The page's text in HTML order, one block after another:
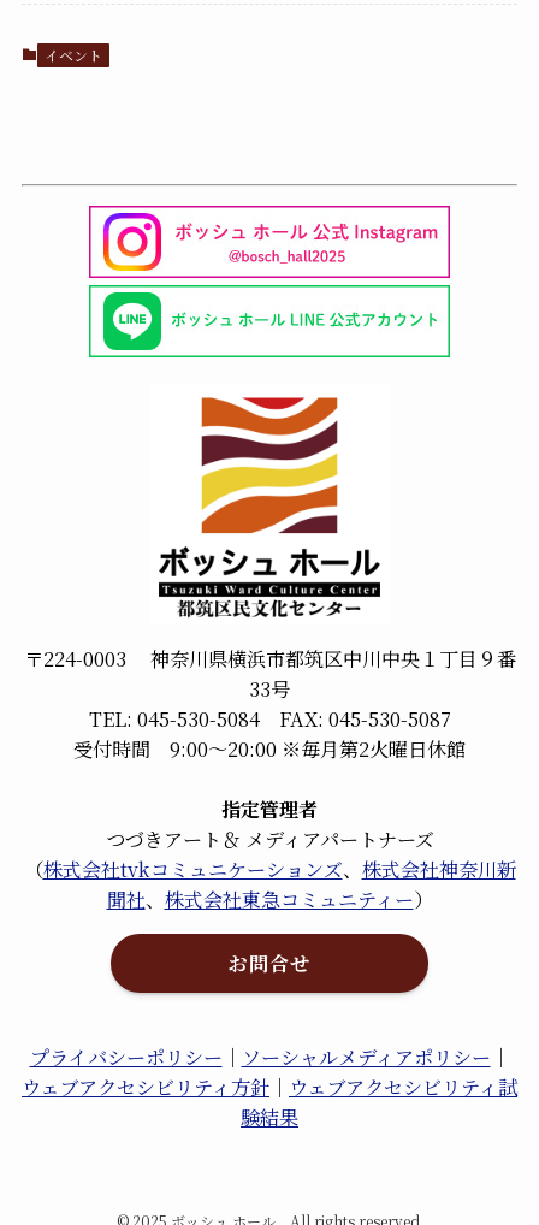
イベント
〒224-0003 神奈川県横浜市都筑区中川中央１丁目９番
33号
TEL: 045-530-5084 FAX: 045-530-5087
受付時間 9:00～20:00 ※毎月第2火曜日休館
指定管理者
つづきアート＆ メディアパートナーズ
（株式会社tvkコミュニケーションズ、 株式会社神奈川新
聞社、 株式会社東急コミュニティー）
お問合せ
プライバシーポリシー ｜ ソーシャルメディアポリシー ｜
ウェブアクセシビリティ方針 ｜ ウェブアクセシビリティ試
験結果